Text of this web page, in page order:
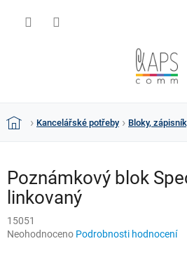
DomůKancelářské potřeby Bloky,
Poznámkový blok
linkovaný
15051
Průměrné
Neohodnoceno Podrobnosti hodnocení